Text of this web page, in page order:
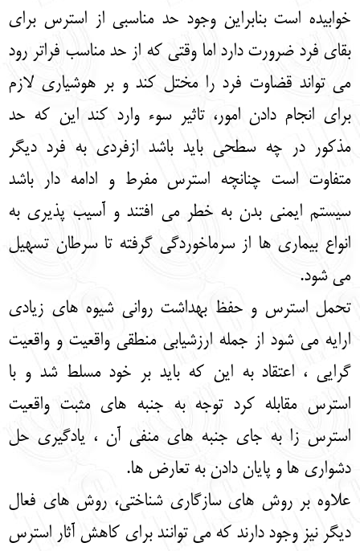
خوابیده است بنابراین وجود حد مناسبی از استرس برای
بقای فرد ضرورت دارد اما وقتی که از حد مناسب فراتر رود
می تواند قضاوت فرد را مختل کند و بر هوشیاری لازم
برای انجام دادن امور، تاثیر سوء وارد کند این که حد
مذکور در چه سطحی باید باشد ازفردی به فرد دیگر
متفاوت است چنانچه استرس مفرط و ادامه دار باشد
سیستم ایمنی بدن به خطر می افتند و آسیب پذیری به
انواع بیماری ها از سرماخوردگی گرفته تا سرطان تسهیل
می شود.
تحمل استرس و حفظ بهداشت روانی شیوه های زیادی
ارایه می شود از جمله ارزشیابی منطقی واقعیت و واقعیت
گرایی ، اعتقاد به این که باید بر خود مسلط شد و با
استرس مقابله کرد توجه به جنبه های مثبت واقعیت
استرس زا به جای جنبه های منفی آن ، یادگیری حل
دشواری ها و پایان دادن به تعارض ها.
علاوه بر روش های سازگاری شناختی، روش های فعال
دیگر نیز وجود دارند که می توانند برای کاهش آثار استرس